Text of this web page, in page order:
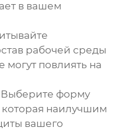
в вашем
рабочей среды
могут повлиять на
Выберите форму
наилучшим
вашего